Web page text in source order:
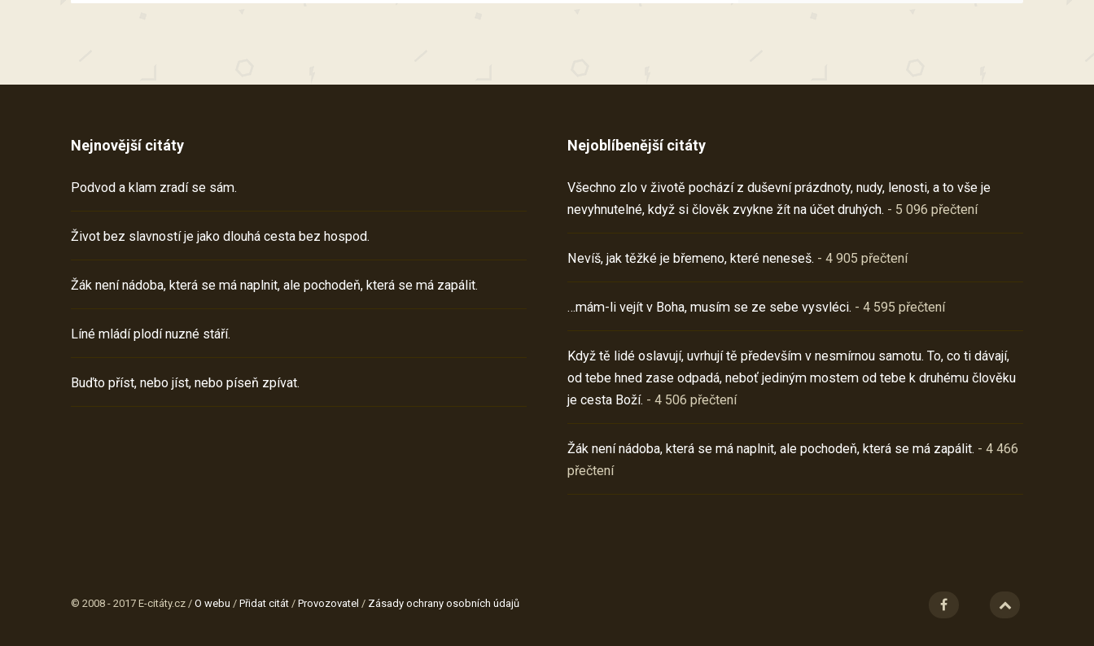
Nejnovější citáty
Podvod a klam zradí se sám.
Život bez slavností je jako dlouhá cesta bez hospod.
Žák není nádoba, která se má naplnit, ale pochodeň, která se má zapálit.
Líné mládí plodí nuzné stáří.
Buďto příst, nebo jíst, nebo píseň zpívat.
Nejoblíbenější citáty
Všechno zlo v životě pochází z duševní prázdnoty, nudy, lenosti, a to vše je
nevyhnutelné, když si člověk zvykne žít na účet druhých. - 5 096 přečtení
Nevíš, jak těžké je břemeno, které neneseš. - 4 905 přečtení
…mám-li vejít v Boha, musím se ze sebe vysvléci. - 4 595 přečtení
Když tě lidé oslavují, uvrhují tě především v nesmírnou samotu. To, co ti dávají,
od tebe hned zase odpadá, neboť jediným mostem od tebe k druhému člověku
je cesta Boží. - 4 506 přečtení
Žák není nádoba, která se má naplnit, ale pochodeň, která se má zapálit. - 4 466
přečtení
© 2008 - 2017 E-citáty.cz / O webu / Přidat citát / Provozovatel / Zásady ochrany osobních údajů